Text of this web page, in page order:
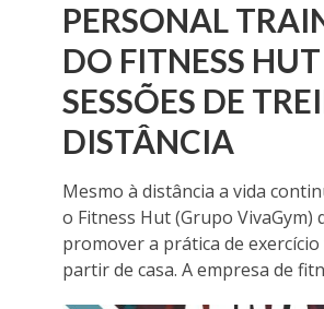
PERSONAL
DO FITNESS
SESSÕES DE
DISTÂNCIA
Mesmo à distância a vida
o Fitness Hut (Grupo VivaGym)
promover a prática de exercício
partir de casa. A empresa de